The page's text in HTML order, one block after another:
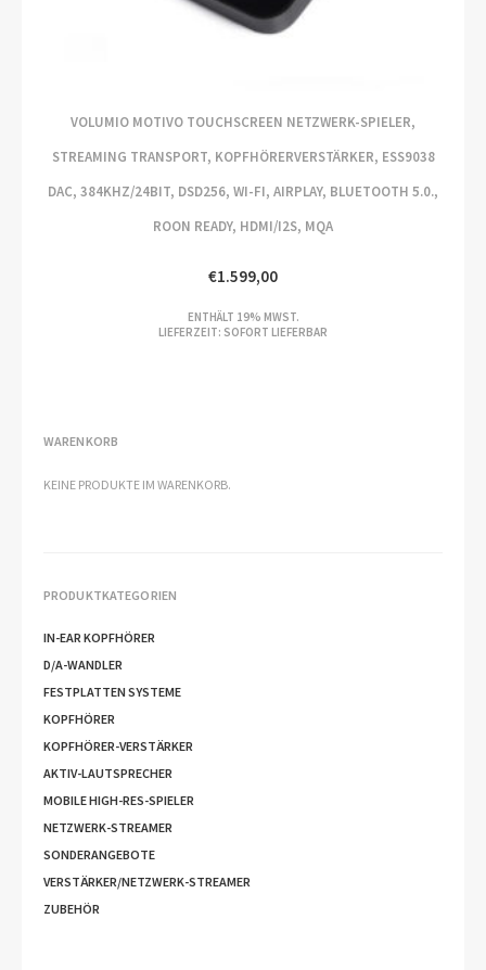
VOLUMIO MOTIVO TOUCHSCREEN NETZWERK-SPIELER,
STREAMING TRANSPORT, KOPFHÖRERVERSTÄRKER, ESS9038
DAC, 384KHZ/24BIT, DSD256, WI-FI, AIRPLAY, BLUETOOTH 5.0.,
ROON READY, HDMI/I2S, MQA
€1.599,00
ENTHÄLT 19% MWST.
LIEFERZEIT: SOFORT LIEFERBAR
WARENKORB
KEINE PRODUKTE IM WARENKORB.
PRODUKTKATEGORIEN
IN-EAR KOPFHÖRER
D/A-WANDLER
FESTPLATTEN SYSTEME
KOPFHÖRER
KOPFHÖRER-VERSTÄRKER
AKTIV-LAUTSPRECHER
MOBILE HIGH-RES-SPIELER
NETZWERK-STREAMER
SONDERANGEBOTE
VERSTÄRKER/NETZWERK-STREAMER
ZUBEHÖR